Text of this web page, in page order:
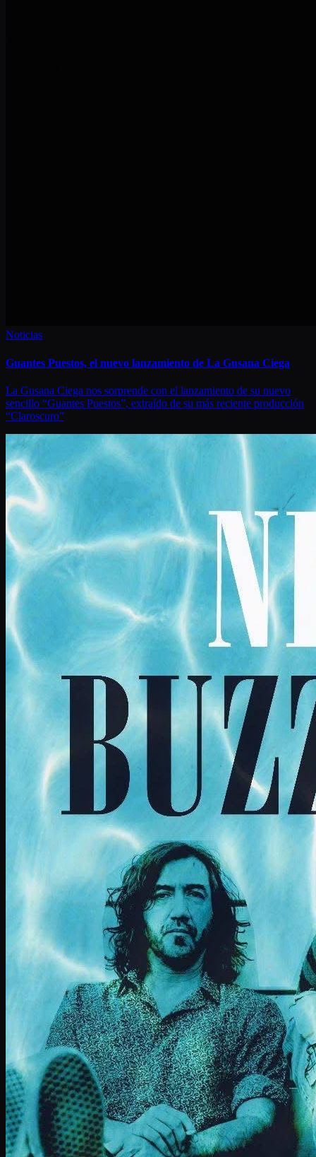
Noticias
Guantes Puestos, el nuevo lanzamiento de La Gusana Ciega
La Gusana Ciega nos sorprende con el lanzamiento de su nuevo
sencillo “Guantes Puestos”, extraído de su más reciente producción
“Claroscuro”